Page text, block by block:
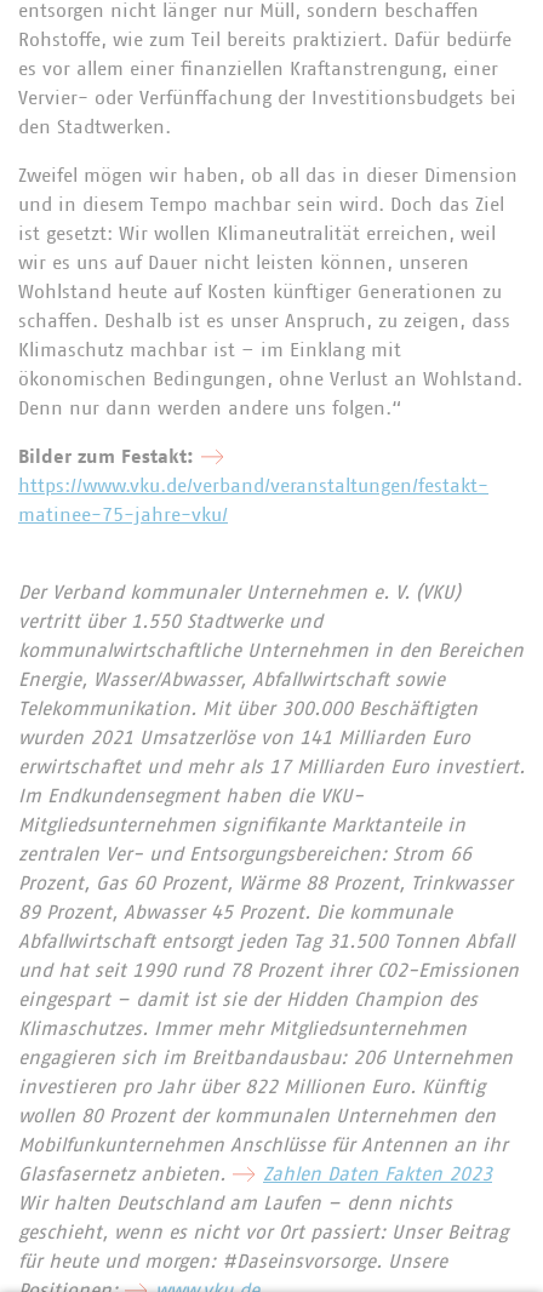
entsorgen nicht länger nur Müll, sondern beschaffen
Rohstoffe, wie zum Teil bereits praktiziert. Dafür bedürfe
es vor allem einer finanziellen Kraftanstrengung, einer
Vervier- oder Verfünffachung der Investitionsbudgets bei
den Stadtwerken.
Zweifel mögen wir haben, ob all das in dieser Dimension
und in diesem Tempo machbar sein wird. Doch das Ziel
ist gesetzt: Wir wollen Klimaneutralität erreichen, weil
wir es uns auf Dauer nicht leisten können, unseren
Wohlstand heute auf Kosten künftiger Generationen zu
schaffen. Deshalb ist es unser Anspruch, zu zeigen, dass
Klimaschutz machbar ist – im Einklang mit
ökonomischen Bedingungen, ohne Verlust an Wohlstand.
Denn nur dann werden andere uns folgen.“
Bilder zum Festakt:
https://www.vku.de/verband/veranstaltungen/festakt-
matinee-75-jahre-vku/
Der Verband kommunaler Unternehmen e. V. (VKU)
vertritt über 1.550 Stadtwerke und
kommunalwirtschaftliche Unternehmen in den Bereichen
Energie, Wasser/Abwasser, Abfallwirtschaft sowie
Telekommunikation. Mit über 300.000 Beschäftigten
wurden 2021 Umsatzerlöse von 141 Milliarden Euro
erwirtschaftet und mehr als 17 Milliarden Euro investiert.
Im Endkundensegment haben die VKU-
Mitgliedsunternehmen signifikante Marktanteile in
zentralen Ver- und Entsorgungsbereichen: Strom 66
Prozent, Gas 60 Prozent, Wärme 88 Prozent, Trinkwasser
89 Prozent, Abwasser 45 Prozent. Die kommunale
Abfallwirtschaft entsorgt jeden Tag 31.500 Tonnen Abfall
und hat seit 1990 rund 78 Prozent ihrer CO2-Emissionen
eingespart – damit ist sie der Hidden Champion des
Klimaschutzes. Immer mehr Mitgliedsunternehmen
engagieren sich im Breitbandausbau: 206 Unternehmen
investieren pro Jahr über 822 Millionen Euro. Künftig
wollen 80 Prozent der kommunalen Unternehmen den
Mobilfunkunternehmen Anschlüsse für Antennen an ihr
Glasfasernetz anbieten.
Zahlen Daten Fakten 2023
Wir halten Deutschland am Laufen – denn nichts
geschieht, wenn es nicht vor Ort passiert: Unser Beitrag
für heute und morgen: #Daseinsvorsorge. Unsere